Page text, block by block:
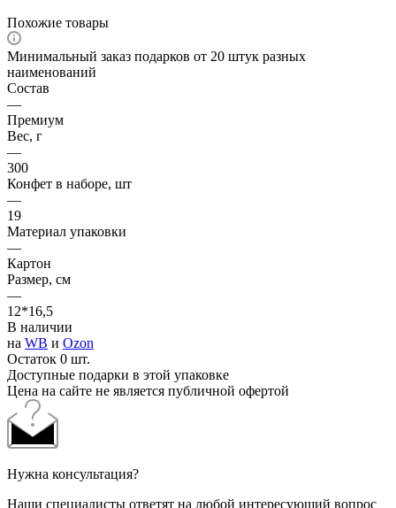
Похожие товары
Минимальный заказ подарков от 20 штук разных
наименований
Состав
—
Премиум
Вес, г
—
300
Конфет в наборе, шт
—
19
Материал упаковки
—
Картон
Размер, см
—
12*16,5
В наличии
на WB и Ozon
Остаток 0 шт.
Доступные подарки в этой упаковке
Цена на сайте не является публичной офертой
Нужна консультация?
Наши специалисты ответят на любой интересующий вопрос